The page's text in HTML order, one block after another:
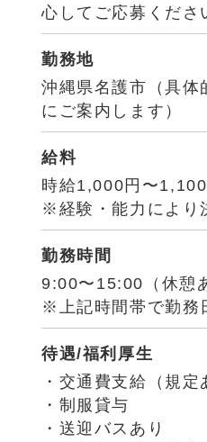
心してご応募くださ
勤務地
沖縄県名護市（具体
にご案内します）
給料
時給1,000円〜1,100
※経験・能力により
勤務時間
9:00〜15:00（休憩
※上記時間帯で勤務
待遇/福利厚生
・交通費支給（規定
・制服貸与
・送迎バスあり